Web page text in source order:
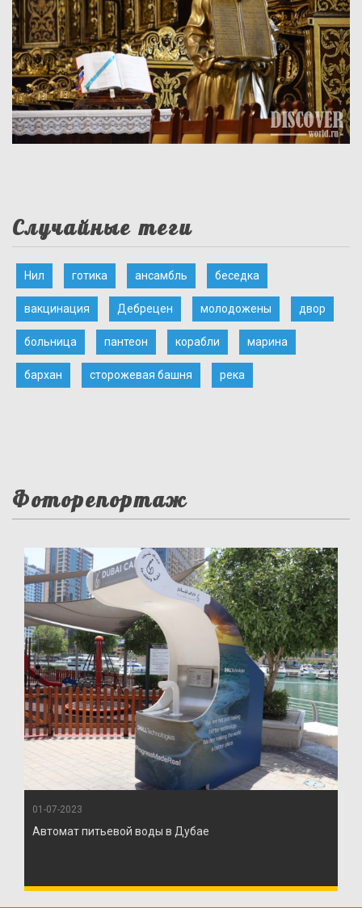
Случайные теги
Нил готика ансамбль беседка
вакцинация Дебрецен молодожены двор
больница пантеон корабли марина
бархан сторожевая башня река
Фоторепортаж
01-07-2023
Автомат питьевой воды в Дубае